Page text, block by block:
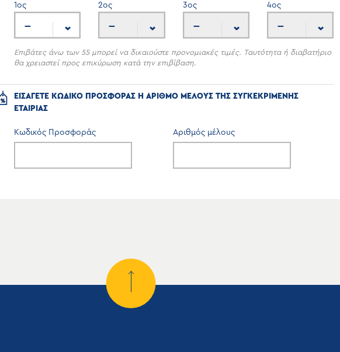
1ος
---
2ος
---
3ος
---
4ος
---
Επιβάτες άνω των 55 μπορεί να δικαιούστε προνομιακές τιμές. Ταυτότητα ή διαβατήριο
θα χρειαστεί προς επικύρωση κατά την επιβίβαση.
ΕΙΣΑΓΕΤΕ ΚΩΔΙΚΟ ΠΡΟΣΦΟΡΑΣ Η ΑΡΙΘΜΟ ΜΕΛΟΥΣ ΤΗΣ ΣΥΓΚΕΚΡΙΜΕΝΗΣ
ΕΤΑΙΡΙΑΣ
Κωδικός Προσφοράς Αριθμός μέλους